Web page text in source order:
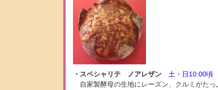
・スペシャリテ ノアレザン
土・日10:00頃
自家製酵母の生地にレーズン、クルミがたっ